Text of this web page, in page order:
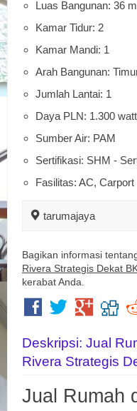
Luas Bangunan: 36 m
Kamar Tidur: 2
Kamar Mandi: 1
Arah Bangunan:
Jumlah Lantai: 1
Daya PLN: 1.300 watt
Sumber Air: PAM
Sertifikasi: SHM -
Fasilitas: AC, Carport
tarumajaya
Bagikan informasi
Rivera Strategis Dekat
kerabat Anda.
Deskripsi: Jual
Rivera Strategis
Jual Rumah